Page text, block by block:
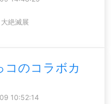
大絶滅展
コのコラボカ
10:52:14